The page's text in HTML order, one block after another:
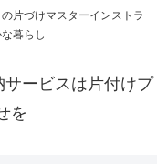
片づけマスターインストラ
暮らし
ービスは片付けプ
を